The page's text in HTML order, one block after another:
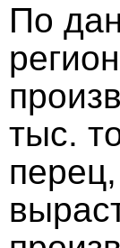
По
тыс.